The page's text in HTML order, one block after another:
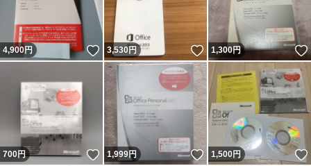
4,900円 いいね！
3,530円 いいね！
1,300円
700円 いいね！
1,999円 いいね！
1,500円